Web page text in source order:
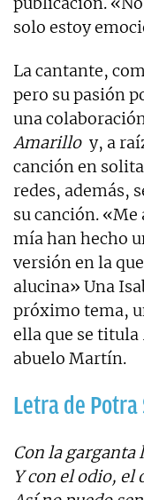
solo estoy
La cantante,
pero su pasión
una
Amarillo y, a
canción en
redes, además,
su canción.
mía han hecho
versión en la
alucina» Una
próximo tema,
ella que se titula
abuelo Martín.
Letra de Potra
Con la garganta
Y con el odio, el